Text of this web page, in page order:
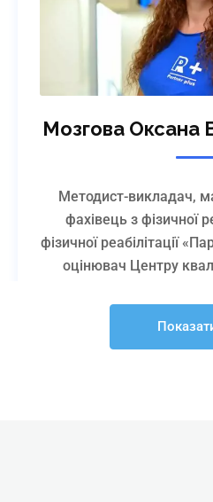
Мозгова Оксана
Методист-викладач,
фахівець з фізичної
фізичної реабілітації
оцінювач Центру
масажу, остеопатії та
massage